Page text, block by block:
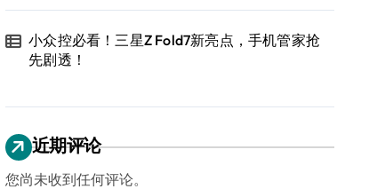
小众控必看！三星Z Fold7新亮点，手机管家抢
先剧透！
近期评论
您尚未收到任何评论。